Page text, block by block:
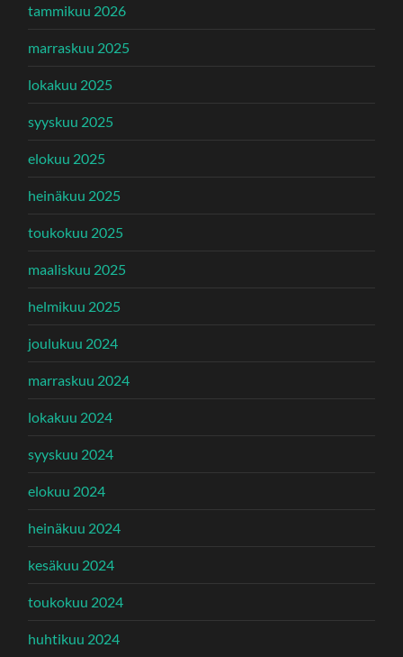
tammikuu 2026
marraskuu 2025
lokakuu 2025
syyskuu 2025
elokuu 2025
heinäkuu 2025
toukokuu 2025
maaliskuu 2025
helmikuu 2025
joulukuu 2024
marraskuu 2024
lokakuu 2024
syyskuu 2024
elokuu 2024
heinäkuu 2024
kesäkuu 2024
toukokuu 2024
huhtikuu 2024